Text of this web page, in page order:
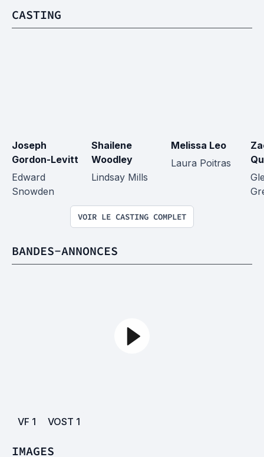
CASTING
Joseph
Gordon-Levitt
Edward
Snowden
Shailene
Woodley
Lindsay Mills
Melissa Leo
Laura Poitras
VOIR LE CASTING COMPLET
BANDES-ANNONCES
VF 1 VOST 1
IMAGES